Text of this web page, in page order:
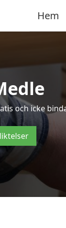
Hem
och icke